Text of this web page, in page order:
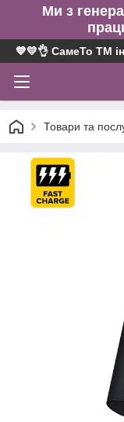
Ми з
💙💛👌 СамеТо ТМ
Товари та